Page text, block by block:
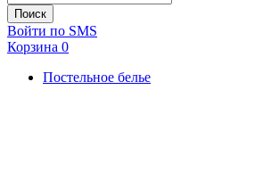
Поиск
Войти по SMS
Корзина 0
Постельное белье